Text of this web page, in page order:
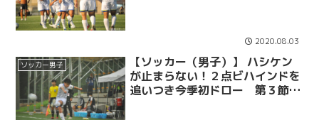
2020.08.03
ソッカー男子
【ソッカー（男子）】 ハシケン
が止まらない！２点ビハインドを
追いつき今季初ドロー 第３節